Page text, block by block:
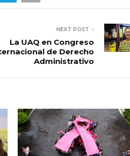
NEXT POST
La UAQ en Congreso
de Derecho
Administrativo